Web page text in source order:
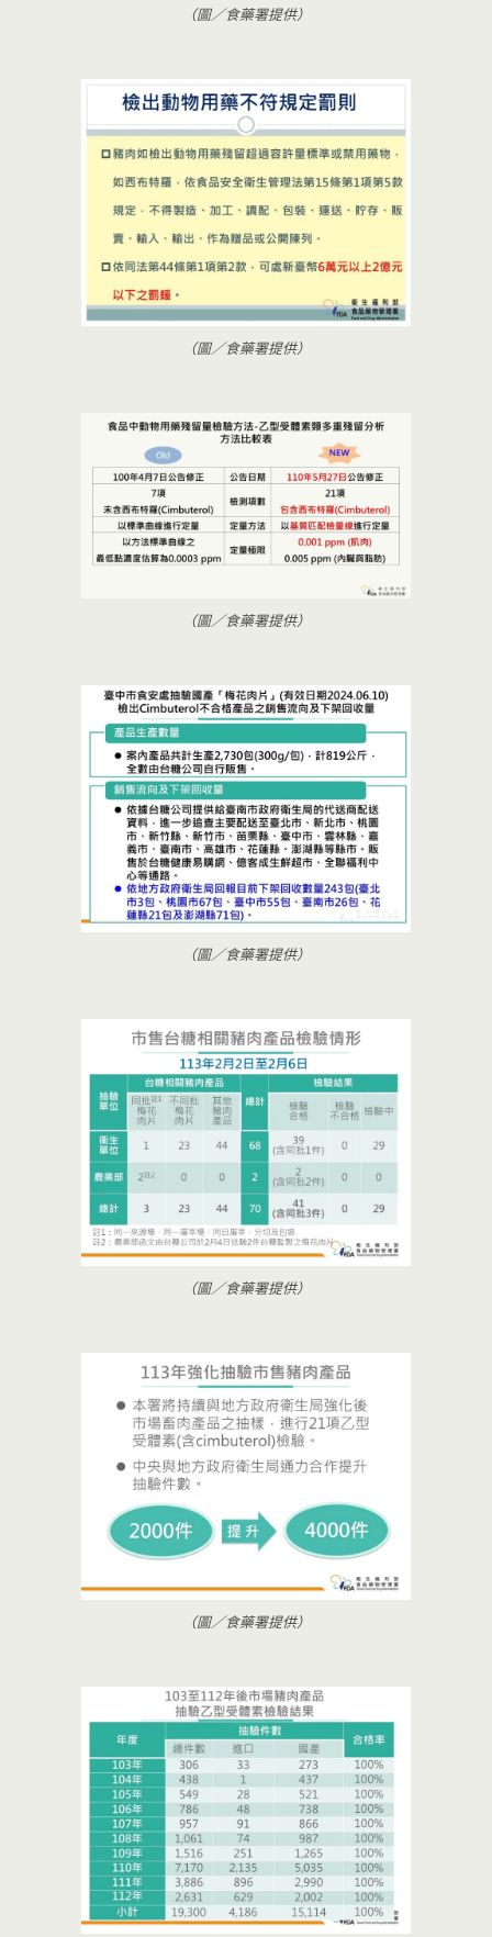
（圖／食藥署提供）
（圖／食藥署提供）
（圖／食藥署提供）
（圖／食藥署提供）
（圖／食藥署提供）
（圖／食藥署提供）